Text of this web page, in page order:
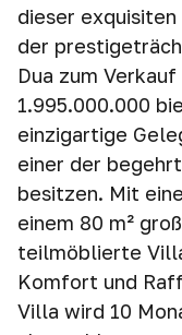
dieser
der
Dua zum
1.995.000.000
einzigartige
einer der
besitzen. Mit
einem 80 m²
teilmöblierte
Komfort und
Villa wird 10